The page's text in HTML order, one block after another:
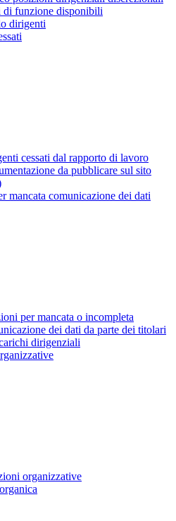
di funzione disponibili
dirigenti
cessati dal rapporto di lavoro
da pubblicare sul sito
mancata comunicazione dei dati
per mancata o incompleta
dei dati da parte dei titolari
dirigenziali
organizzative